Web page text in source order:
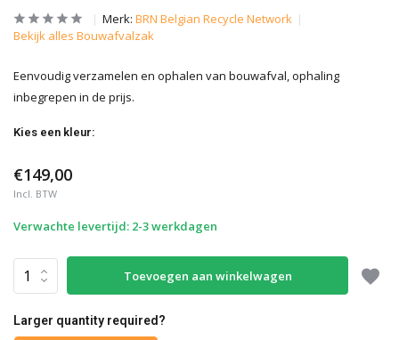
Merk: BRN Belgian Recycle Network
Bekijk alles Bouwafvalzak
Eenvoudig verzamelen en ophalen van bouwafval, ophaling
inbegrepen in de prijs.
Kies een kleur:
€149,00
Incl. BTW
Verwachte levertijd: 2-3 werkdagen
Toevoegen aan winkelwagen
Larger quantity required?